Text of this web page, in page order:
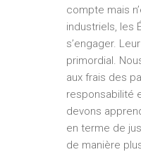
compte mais
industriels, les
s’engager.
primordial.
aux frais des
responsabilité
devons
en terme de
de manière